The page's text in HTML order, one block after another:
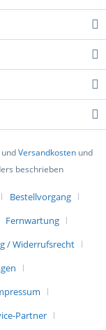
Versandkostenund
beschrieben
Bestellvorgang
Fernwartung
/ Widerrufsrecht
Partner